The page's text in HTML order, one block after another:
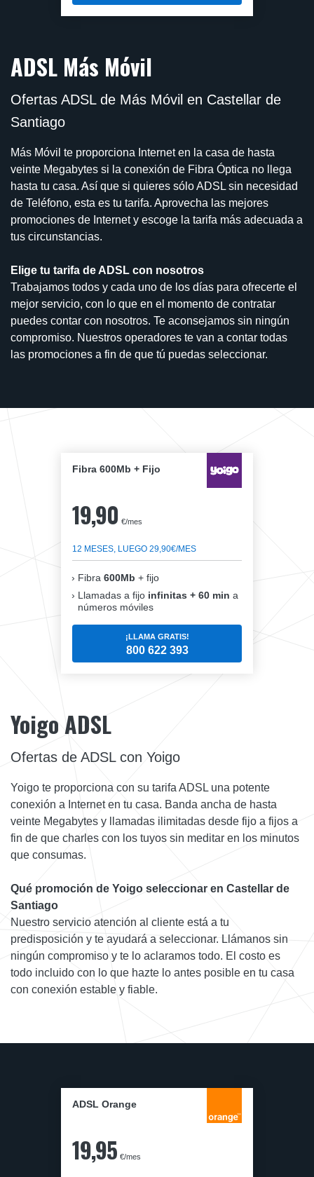
ADSL Más Móvil
Ofertas ADSL de Más Móvil en Castellar de
Santiago
Más Móvil te proporciona Internet en la casa de hasta
veinte Megabytes si la conexión de Fibra Óptica no llega
hasta tu casa. Así que si quieres sólo ADSL sin necesidad
de Teléfono, esta es tu tarifa. Aprovecha las mejores
promociones de Internet y escoge la tarifa más adecuada a
tus circunstancias.
Elige tu tarifa de ADSL con nosotros
Trabajamos todos y cada uno de los días para ofrecerte el
mejor servicio, con lo que en el momento de contratar
puedes contar con nosotros. Te aconsejamos sin ningún
compromiso. Nuestros operadores te van a contar todas
las promociones a fin de que tú puedas seleccionar.
Fibra 600Mb + Fijo
19,90 €/mes
12 MESES, LUEGO 29,90€/MES
Fibra 600Mb + fijo
Llamadas a fijo infinitas + 60 min a
números móviles
¡LLAMA GRATIS!
800 622 393
Yoigo ADSL
Ofertas de ADSL con Yoigo
Yoigo te proporciona con su tarifa ADSL una potente
conexión a Internet en tu casa. Banda ancha de hasta
veinte Megabytes y llamadas ilimitadas desde fijo a fijos a
fin de que charles con los tuyos sin meditar en los minutos
que consumas.
Qué promoción de Yoigo seleccionar en Castellar de
Santiago
Nuestro servicio atención al cliente está a tu
predisposición y te ayudará a seleccionar. Llámanos sin
ningún compromiso y te lo aclaramos todo. El costo es
todo incluido con lo que hazte lo antes posible en tu casa
con conexión estable y fiable.
ADSL Orange
19,95 €/mes